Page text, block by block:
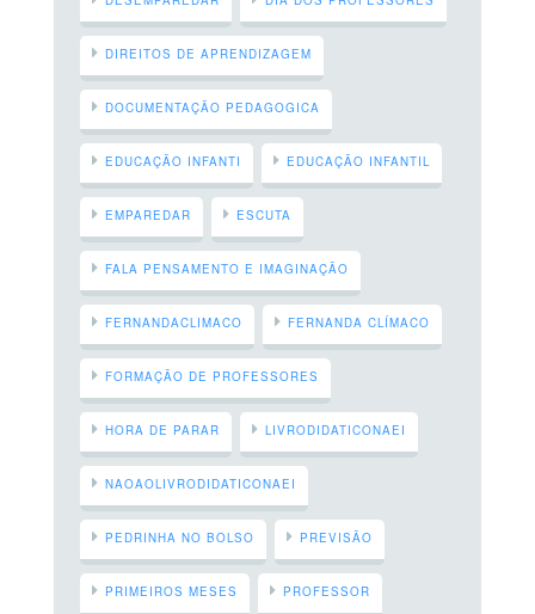
DIREITOS DE APRENDIZAGEM
DOCUMENTAÇÃO PEDAGOGICA
EDUCAÇÃO INFANTI EDUCAÇÃO INFANTIL
EMPAREDAR ESCUTA
FALA PENSAMENTO E IMAGINAÇÃO
FERNANDACLIMACO FERNANDA CLÍMACO
FORMAÇÃO DE PROFESSORES
HORA DE PARAR LIVRODIDATICONAEI
NAOAOLIVRODIDATICONAEI
PEDRINHA NO BOLSO PREVISÃO
PRIMEIROS MESES PROFESSOR